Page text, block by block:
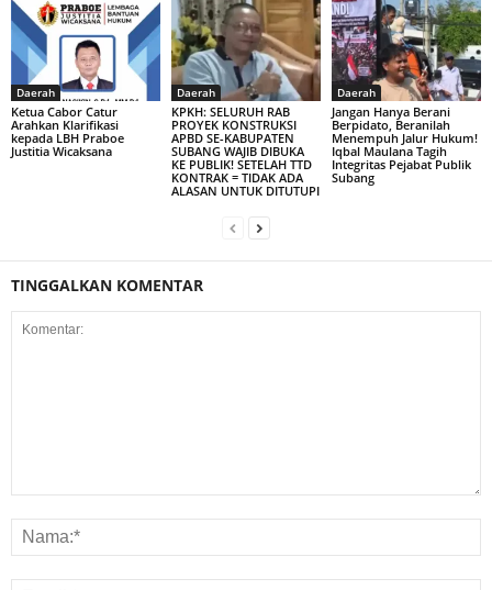
Daerah
Ketua Cabor Catur
Arahkan Klarifikasi
kepada LBH Praboe
Justitia Wicaksana
Daerah
KPKH: SELURUH RAB
PROYEK KONSTRUKSI
APBD SE-KABUPATEN
SUBANG WAJIB DIBUKA
KE PUBLIK! SETELAH TTD
KONTRAK = TIDAK ADA
ALASAN UNTUK DITUTUPI
Daerah
Jangan Hanya Berani
Berpidato, Beranilah
Menempuh Jalur Hukum!
Iqbal Maulana Tagih
Integritas Pejabat Publik
Subang
TINGGALKAN KOMENTAR